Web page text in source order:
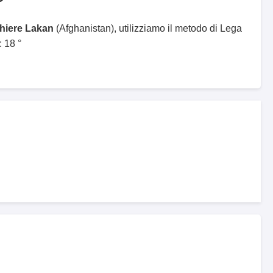
Lakan (Afghanistan), utilizziamo il metodo di Lega
18 °